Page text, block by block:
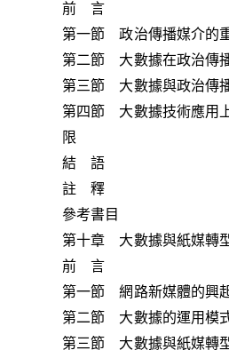
前 言
第一節 政治傳播媒介的
第二節 大數據在政治傳
第三節 大數據與政治傳
第四節 大數據技術應用
限
結 語
註 釋
參考書目
第十章 大數據與紙媒轉
前 言
第一節 網路新媒體的興
第二節 大數據的運用模
第三節 大數據與紙媒轉